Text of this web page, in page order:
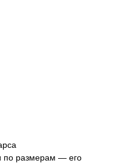
по размерам — его